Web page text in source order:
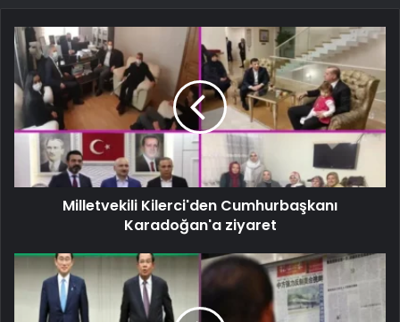
Milletvekili Kilerci'den Cumhurbaşkanı
Karadoğan'a ziyaret